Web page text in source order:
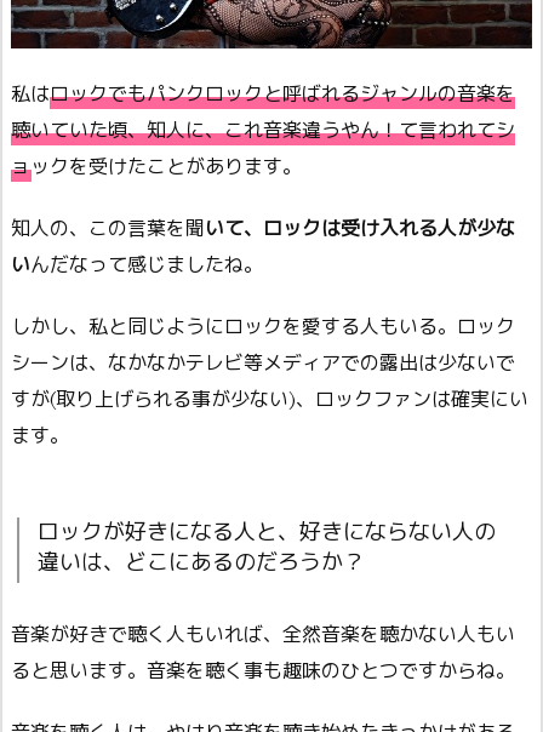
私はロックでもパンクロックと呼ばれるジャンルの音楽を
聴いていた頃、知人に、これ音楽違うやん！て言われてシ
ョックを受けたことがあります。
知人の、この言葉を聞いて、ロックは受け入れる人が少な
いんだなって感じましたね。
しかし、私と同じようにロックを愛する人もいる。ロック
シーンは、なかなかテレビ等メディアでの露出は少ないで
すが(取り上げられる事が少ない)、ロックファンは確実にい
ます。
ロックが好きになる人と、好きにならない人の
違いは、どこにあるのだろうか？
音楽が好きで聴く人もいれば、全然音楽を聴かない人もい
ると思います。音楽を聴く事も趣味のひとつですからね。